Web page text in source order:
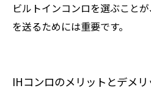
ビルトインコンロを選ぶこと
を送るためには重要です。
IHコンロのメリットとデメリ